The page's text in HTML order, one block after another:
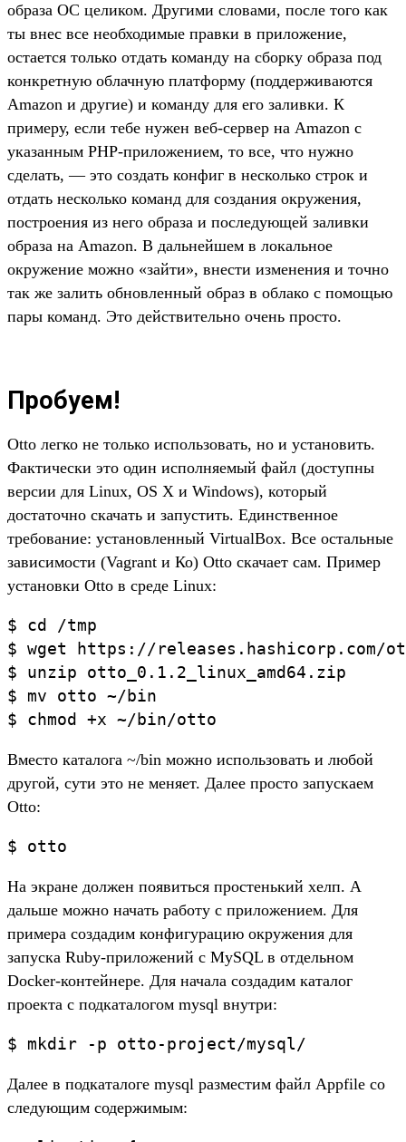
образа ОС целиком. Другими словами, после того как
ты внес все необходимые правки в приложение,
остается только отдать команду на сборку образа под
конкретную облачную платформу (поддерживаются
Amazon и другие) и команду для его заливки. К
примеру, если тебе нужен веб-сервер на Amazon с
указанным PHP-приложением, то все, что нужно
сделать, — это создать конфиг в несколько строк и
отдать несколько команд для создания окружения,
построения из него образа и последующей заливки
образа на Amazon. В дальнейшем в локальное
окружение можно «зайти», внести изменения и точно
так же залить обновленный образ в облако с помощью
пары команд. Это действительно очень просто.
Пробуем!
Otto легко не только использовать, но и установить.
Фактически это один исполняемый файл (доступны
версии для Linux, OS X и Windows), который
достаточно скачать и запустить. Единственное
требование: установленный VirtualBox. Все остальные
зависимости (Vagrant и Ко) Otto скачает сам. Пример
установки Otto в среде Linux:
$ cd /tmp
$ wget https://releases.hashicorp.com/
$ unzip otto_0.1.2_linux_amd64.zip
$ mv otto ~/bin
$ chmod +x ~/bin/otto
Вместо каталога ~/bin можно использовать и любой
другой, сути это не меняет. Далее просто запускаем
Otto:
$ otto
На экране должен появиться простенький хелп. А
дальше можно начать работу с приложением. Для
примера создадим конфигурацию окружения для
запуска Ruby-приложений с MySQL в отдельном
Docker-контейнере. Для начала создадим каталог
проекта с подкаталогом mysql внутри:
$ mkdir -p otto-project/mysql/
Далее в подкаталоге mysql разместим файл Appfile со
следующим содержимым: